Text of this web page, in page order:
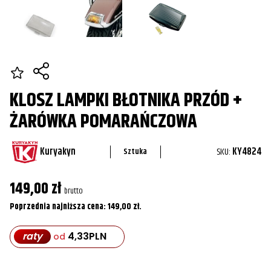
KLOSZ LAMPKI BŁOTNIKA PRZÓD +
ŻARÓWKA POMARAŃCZOWA
Kuryakyn Sztuka SKU: KY4824
149,00zł brutto
Poprzednia najniższa cena:149,00 zł.
raty od 4,33PLN